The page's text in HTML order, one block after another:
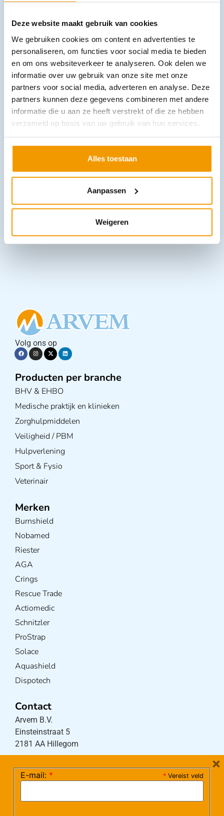
Deze website maakt gebruik van cookies
We gebruiken cookies om content en advertenties te
personaliseren, om functies voor social media te bieden
en om ons websiteverkeer te analyseren. Ook delen we
informatie over uw gebruik van onze site met onze
partners voor social media, adverteren en analyse. Deze
partners kunnen deze gegevens combineren met andere
informatie die u aan ze heeft verstrekt of die ze hebben
verzameld op basis van uw gebruik van hun services.
Alles toestaan
Aanpassen
Weigeren
Opties bekijken
Leverbaar
Bloedafname stoel model BES-1046
Opties bekijken
Leverbaar
Volg ons op
Producten per branche
BHV & EHBO
Medische praktijk en klinieken
Zorghulpmiddelen
Veiligheid / PBM
Hulpverlening
Sport & Fysio
Veterinair
Merken
Burnshield
Nobamed
Riester
AGA
Crings
Rescue Trade
Actiomedic
Schnitzler
ProStrap
Solace
Aquashield
Dispotech
Contact
Arvem B.V.
Einsteinstraat 5
2181 AA Hillegom
Tel:0252-533256
08:30-16:00 uur)
* Vereist veld
E-mail: *
×